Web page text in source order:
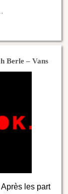
Berle – Vans
les part